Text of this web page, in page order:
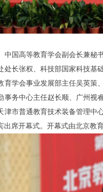
高等教育学会副会长兼秘
处长张权、科技部国家科技
育学会事业发展部主任吴英
事务中心主任赵长顺、广州
津市普通教育技术装备管理
出席开幕式。开幕式由北京教